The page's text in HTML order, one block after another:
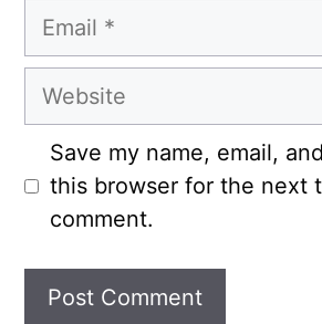
Email
Website
Save my name, email,
this browser for the next
comment.